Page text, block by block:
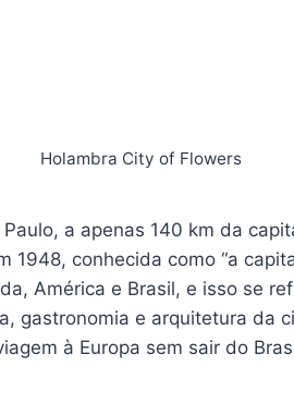
Holambra City of Flowers
a apenas 140 km da
1948, conhecida como “a
América e Brasil, e isso se
gastronomia e arquitetura da
à Europa sem sair do